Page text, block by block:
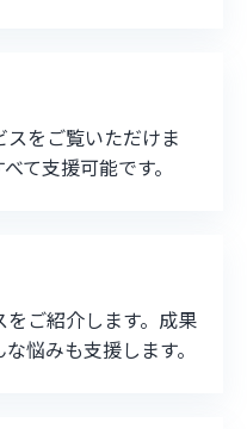
をご覧いただけま
て支援可能です。
ご紹介します。成果
悩みも支援します。